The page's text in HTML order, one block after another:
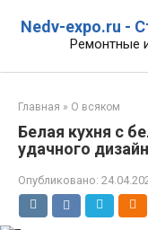
Nedv-expo.ru -
Ремонтные
Главная » О всяком
Белая кухня с
удачного
Опубликовано: